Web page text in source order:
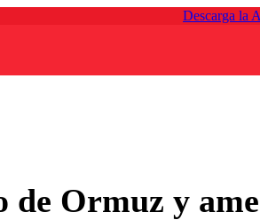
Descarga la
Ormuz y